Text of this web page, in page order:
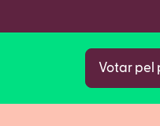
Votar pel